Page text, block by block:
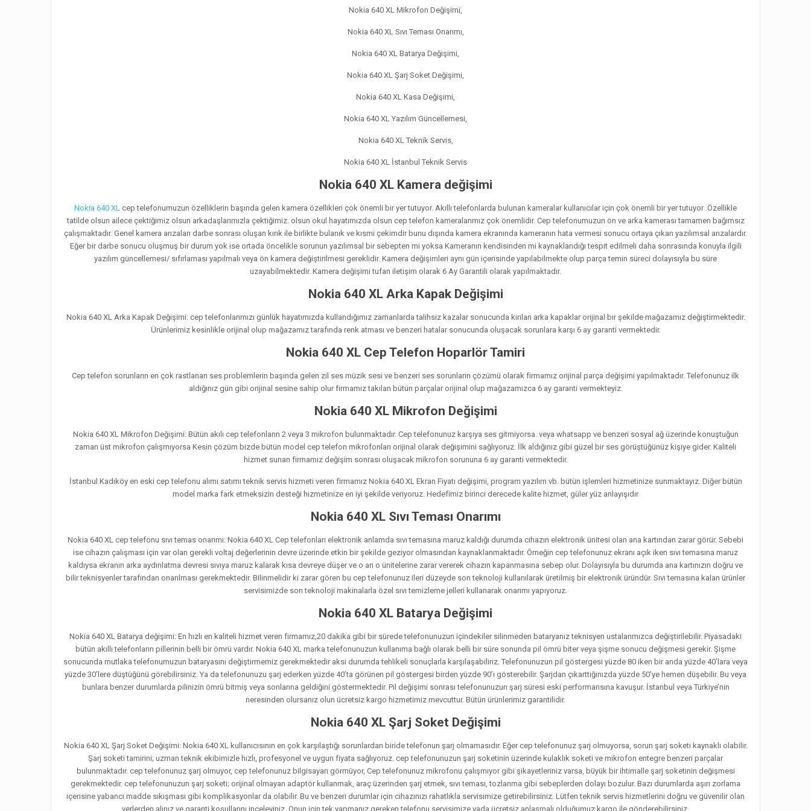
Nokia 640 XL Mikrofon Değişimi,
Nokia 640 XL Sıvı Teması Onarımı,
Nokia 640 XL Batarya Değişimi,
Nokia 640 XL Şarj Soket Değişimi,
Nokia 640 XL Kasa Değişimi,
Nokia 640 XL Yazılım Güncellemesi,
Nokia 640 XL Teknik Servis,
Nokia 640 XL İstanbul Teknik Servis
Nokia 640 XL Kamera değişimi
Nokia 640 XL cep telefonumuzun özelliklerin başında gelen kamera özellikleri çok önemli bir yer tutuyor. Akıllı telefonlarda bulunan kameralar kullanıcılar için çok önemli bir yer tutuyor .Özellikle
tatilde olsun ailece çektiğimiz olsun arkadaşlarımızla çektiğimiz. olsun okul hayatımızda olsun cep telefon kameralarımız çok önemlidir. Cep telefonumuzun ön ve arka kamerası tamamen bağımsız
çalışmaktadır. Genel kamera arızaları darbe sonrası oluşan kırık ile birlikte bulanık ve kısmi çekimdir bunu dışında kamera ekranında kameranın hata vermesi sonucu ortaya çıkan yazılımsal arızalardır.
Eğer bir darbe sonucu oluşmuş bir durum yok ise ortada öncelikle sorunun yazılımsal bir sebepten mi yoksa Kameranın kendisinden mi kaynaklandığı tespit edilmeli daha sonrasında konuyla ilgili
yazılım güncellemesi/ sıfırlaması yapılmalı veya ön kamera değiştirilmesi gereklidir. Kamera değişimleri aynı gün içerisinde yapılabilmekte olup parça temin süreci dolayısıyla bu süre
uzayabilmektedir. Kamera değişimi tufan iletişim olarak 6 Ay Garantili olarak yapılmaktadır.
Nokia 640 XL Arka Kapak Değişimi
Nokia 640 XL Arka Kapak Değişimi: cep telefonlarımızı günlük hayatımızda kullandığımız zamanlarda talihsiz kazalar sonucunda kırılan arka kapaklar orijinal bir şekilde mağazamız değiştirmektedir.
Ürünlerimiz kesinlikle orijinal olup mağazamız tarafında renk atması ve benzeri hatalar sonucunda oluşacak sorunlara karşı 6 ay garanti vermektedir.
Nokia 640 XL Cep Telefon Hoparlör Tamiri
Cep telefon sorunların en çok rastlanan ses problemlerin başında gelen zil ses müzik sesi ve benzeri ses sorunların çözümü olarak firmamız orijinal parça değişimi yapılmaktadır. Telefonunuz ilk
aldığınız gün gibi orijinal sesine sahip olur firmamız takılan bütün parçalar orijinal olup mağazamızca 6 ay garanti vermekteyiz.
Nokia 640 XL Mikrofon Değişimi
Nokia 640 XL Mikrofon Değişimi: Bütün akılı cep telefonların 2 veya 3 mikrofon bulunmaktadır. Cep telefonunuz karşıya ses gitmiyorsa. veya whatsapp ve benzeri sosyal ağ üzerinde konuştuğun
zaman üst mikrofon çalışmıyorsa Kesin çözüm bizde bütün model cep telefon mikrofonları orijinal olarak değişimini sağlıyoruz. İlk aldığınız gibi güzel bir ses görüştüğünüz kişiye gider. Kaliteli
hizmet sunan firmamız değişim sonrası oluşacak mikrofon sorununa 6 ay garanti vermektedir.
İstanbul Kadıköy en eski cep telefonu alımı satımı teknik servis hizmeti veren firmamız Nokia 640 XL Ekran Fiyatı değişimi, program yazılım vb. bütün işlemleri hizmetinize sunmaktayız. Diğer bütün
model marka fark etmeksizin desteği hizmetinize en iyi şekilde veriyoruz. Hedefimiz birinci derecede kalite hizmet, güler yüz anlayışıdır
Nokia 640 XL Sıvı Teması Onarımı
Nokia 640 XL cep telefonu sıvı temas onarımı: Nokia 640 XL Cep telefonları elektronik anlamda sıvı temasına maruz kaldığı durumda cihazın elektronik ünitesi olan ana kartından zarar görür. Sebebi
ise cihazın çalışması için var olan gerekli voltaj değerlerinin devre üzerinde etkin bir şekilde geziyor olmasından kaynaklanmaktadır. Örneğin cep telefonunuz ekranı açık iken sıvı temasına maruz
kaldıysa ekranın arka aydınlatma devresi sıvıya maruz kalarak kısa devreye düşer ve o an o ünitelerine zarar vererek cihazın kapanmasına sebep olur. Dolayısıyla bu durumda ana kartınızın doğru ve
bilir teknisyenler tarafından onarılması gerekmektedir. Bilinmelidir ki zarar gören bu cep telefonunuz ileri düzeyde son teknoloji kullanılarak üretilmiş bir elektronik üründür. Sıvı temasına kalan ürünler
servisimizde son teknoloji makinalarla özel sıvı temizleme jelleri kullanarak onarımı yapıyoruz.
Nokia 640 XL Batarya Değişimi
Nokia 640 XL Batarya değişimi: En hızlı en kaliteli hizmet veren firmamız,20 dakika gibi bir sürede telefonunuzun içindekiler silinmeden bataryanız teknisyen ustalarımızca değiştirilebilir. Piyasadaki
bütün akıllı telefonların pillerinin belli bir ömrü vardır. Nokia 640 XL marka telefonunuzun kullanıma bağlı olarak belli bir süre sonunda pil ömrü biter veya şişme sonucu değişmesi gerekir. Şişme
sonucunda mutlaka telefonumuzun bataryasını değiştirmemiz gerekmektedir aksi durumda tehlikeli sonuçlarla karşılaşabiliriz. Telefonunuzun pil göstergesi yüzde 80 iken bir anda yüzde 40’lara veya
yüzde 30’lere düştüğünü görebilirsiniz. Ya da telefonunuzu şarj ederken yüzde 40’ta görünen pil göstergesi birden yüzde 90’ı gösterebilir. Şarjdan çıkarttığınızda yüzde 50’ye hemen düşebilir. Bu veya
bunlara benzer durumlarda pilinizin ömrü bitmiş veya sonlarına geldiğini göstermektedir. Pil değişimi sonrası telefonunuzun şarj süresi eski performansına kavuşur. İstanbul veya Türkiye’nin
neresinden olursanız olun ücretsiz kargo hizmetimiz mevcuttur. Bütün ürünlerimiz garantilidir.
Nokia 640 XL Şarj Soket Değişimi
Nokia 640 XL Şarj Soket Değişimi: Nokia 640 XL kullanıcısının en çok karşılaştığı sorunlardan biride telefonun şarj olmamasıdır. Eğer cep telefonunuz şarj olmuyorsa, sorun şarj soketi kaynaklı olabilir.
Şarj soketi tamirini; uzman teknik ekibimizle hızlı, profesyonel ve uygun fiyata sağlıyoruz. cep telefonunuzun şarj soketinin üzerinde kulaklık soketi ve mikrofon entegre benzeri parçalar
bulunmaktadır. cep telefonunuz şarj olmuyor, cep telefonunuz bilgisayarı görmüyor, Cep telefonunuz mikrofonu çalışmıyor gibi şikayetleriniz varsa, büyük bir ihtimalle şarj soketinin değişmesi
gerekmektedir. cep telefonunuzun şarj soketi; orijinal olmayan adaptör kullanmak, araç üzerinden şarj etmek, sıvı teması, tozlanma gibi sebeplerden dolayı bozulur. Bazı durumlarda aşırı zorlama
içerisine yabancı madde sıkışması gibi komplikasyonlar da olabilir. Bu ve benzeri durumlar için cihazınızı rahatlıkla servisimize getirebilirsiniz. Lütfen teknik servis hizmetlerini doğru ve güvenilir olan
yerlerden alınız ve garanti koşullarını inceleyiniz. Onun için tek yapmanız gereken telefonu servisimize yada ücretsiz anlaşmalı olduğumuz kargo ile gönderebilirsiniz.